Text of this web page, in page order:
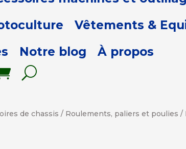
Vêtements &
Notre blog À propos
de chassis / Roulements, paliers et poulies /